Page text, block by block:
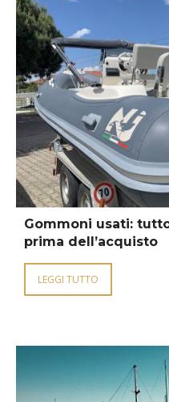
Gommoni usati:
prima dell’acquisto
LEGGI TUTTO